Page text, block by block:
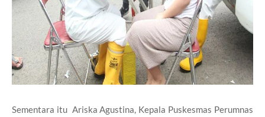
Sementara itu Ariska Agustina, Kepala Puskesmas Perumnas